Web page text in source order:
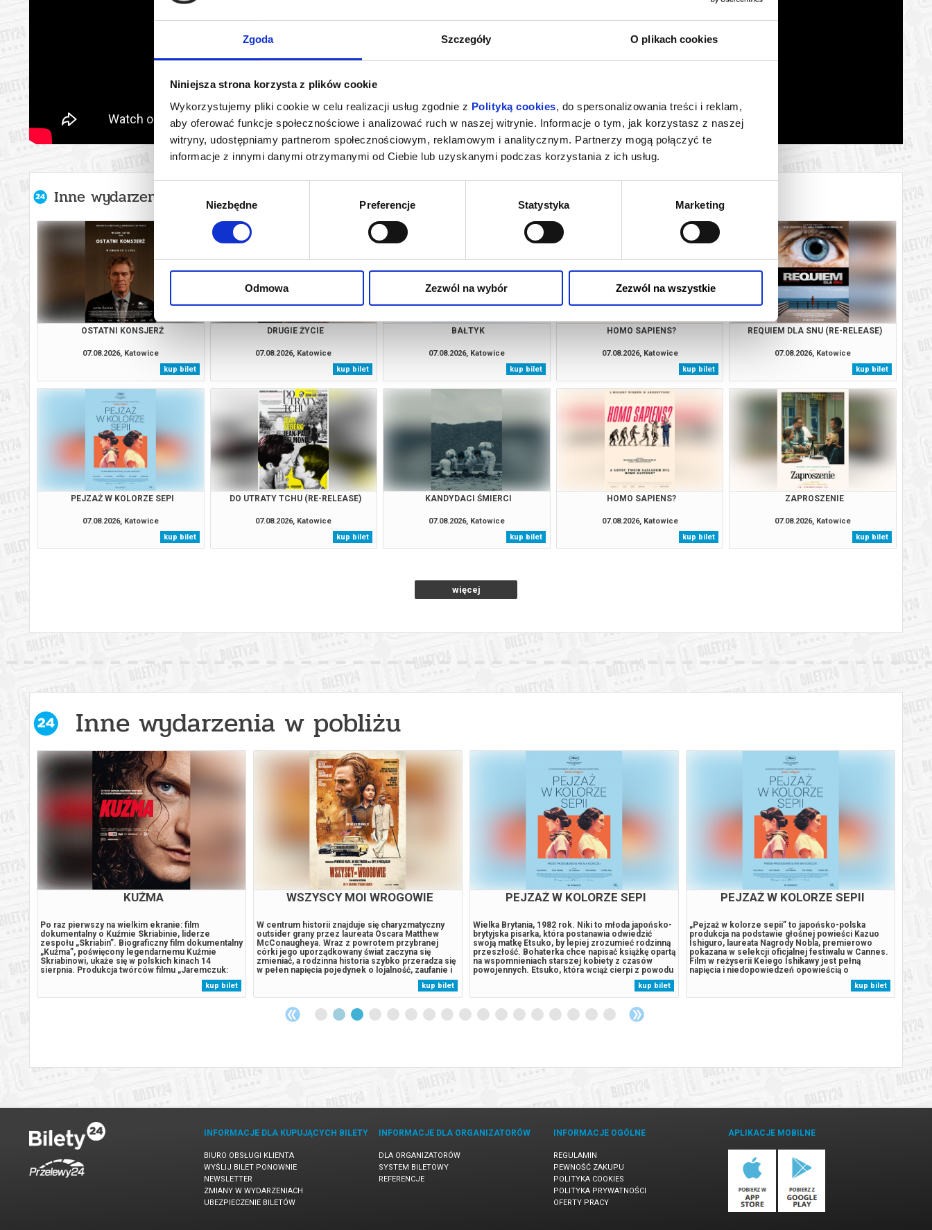
Zgoda Szczegóły O plikach cookies
Niniejsza strona korzysta z plików cookie
Wykorzystujemy pliki cookie w celu realizacji usług zgodnie z Polityką cookies, do spersonalizowania treści i reklam,
aby oferować funkcje społecznościowe i analizować ruch w naszej witrynie. Informacje o tym, jak korzystasz z naszej
witryny, udostępniamy partnerom społecznościowym, reklamowym i analitycznym. Partnerzy mogą połączyć te
informacje z innymi danymi otrzymanymi od Ciebie lub uzyskanymi podczas korzystania z ich usług.
Niezbędne Preferencje Statystyka Marketing
Odmowa Zezwól na wybór Zezwól na wszystkie
Inne wydarzenia organizatora
OSTATNI KONSJERŻ
07.08.2026, Katowice
kup bilet
DRUGIE ŻYCIE
07.08.2026, Katowice
kup bilet
BAŁTYK
07.08.2026, Katowice
kup bilet
HOMO SAPIENS?
07.08.2026, Katowice
kup bilet
REQUIEM DLA SNU (RE-RELEASE)
07.08.2026, Katowice
kup bilet
PEJZAŻ W KOLORZE SEPI
07.08.2026, Katowice
kup bilet
DO UTRATY TCHU (RE-RELEASE)
07.08.2026, Katowice
kup bilet
KANDYDACI ŚMIERCI
07.08.2026, Katowice
kup bilet
HOMO SAPIENS?
07.08.2026, Katowice
kup bilet
ZAPROSZENIE
07.08.2026, Katowice
kup bilet
więcej
Inne wydarzenia w pobliżu
KUŹMA
Po raz pierwszy na wielkim ekranie: film
dokumentalny o Kuźmie Skriabinie, liderze
zespołu „Skriabin”. Biograficzny film dokumentalny
„Kuźma”, poświęcony legendarnemu Kuźmie
Skriabinowi, ukaże się w polskich kinach 14
sierpnia. Produkcja twórców filmu „Jaremczuk:
Niezrównany świat piękna” została w całości oparta
na unikalnych materiałach archiwalnych, z których
większość nigdy wcześniej nie była ujawniona....
kup bilet
WSZYSCY MOI WROGOWIE
W centrum historii znajduje się charyzmatyczny
outsider grany przez laureata Oscara Matthew
McConaugheya. Wraz z powrotem przybranej
córki jego uporządkowany świat zaczyna się
zmieniać, a rodzinna historia szybko przeradza się
w pełen napięcia pojedynek o lojalność, zaufanie i
przetrwanie. To film pełen niejednoznacznych
postaci i narastającego napięcia, które przywołuje
klimat najlepszych amerykańskich...
kup bilet
PEJZAŻ W KOLORZE SEPI
Wielka Brytania, 1982 rok. Niki to młoda japońsko-
brytyjska pisarka, która postanawia odwiedzić
swoją matkę Etsuko, by lepiej zrozumieć rodzinną
przeszłość. Bohaterka chce napisać książkę opartą
na wspomnieniach starszej kobiety z czasów
powojennych. Etsuko, która wciąż cierpi z powodu
samobójstwa starszej z córek, zaczyna kreślić
przed Niki obraz odbudowującego się Nagasaki z
1952 roku. Ważną częścią...
kup bilet
PEJZAŻ W KOLORZE SEPII
„Pejzaż w kolorze sepii” to japońsko-polska
produkcja na podstawie głośnej powieści Kazuo
Ishiguro, laureata Nagrody Nobla, premierowo
pokazana w selekcji oficjalnej festiwalu w Cannes.
Film w reżyserii Keiego Ishikawy jest pełną
napięcia i niedopowiedzeń opowieścią o
rodzinnych sekretach, pułapkach pamięci i kruchej
dwudziestopięcioletnia pisarka wychowana w
kup bilet
INFORMACJE DLA KUPUJĄCYCH BILETY
BIURO OBSŁUGI KLIENTA
WYŚLIJ BILET PONOWNIE
NEWSLETTER
ZMIANY W WYDARZENIACH
UBEZPIECZENIE BILETÓW
INFORMACJE DLA ORGANIZATORÓW
DLA ORGANIZATORÓW
SYSTEM BILETOWY
REFERENCJE
INFORMACJE OGÓLNE
REGULAMIN
PEWNOŚĆ ZAKUPU
POLITYKA COOKIES
POLITYKA PRYWATNOŚCI
OFERTY PRACY
APLIKACJE MOBILNE